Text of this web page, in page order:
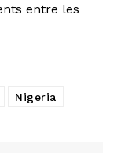
entre les
Nigeria